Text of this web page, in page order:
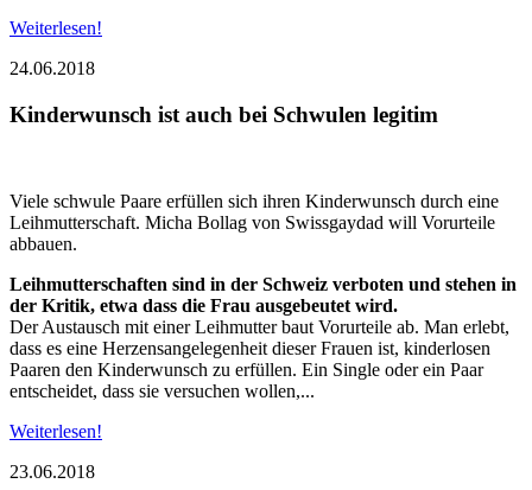
Weiterlesen!
24.06.2018
Kinderwunsch ist auch bei Schwulen legitim
Viele schwule Paare erfüllen sich ihren Kinderwunsch durch eine
Leihmutterschaft. Micha Bollag von Swissgaydad will Vorurteile
abbauen.
Leihmutterschaften sind in der Schweiz verboten und stehen in
der Kritik, etwa dass die Frau ausgebeutet wird.
Der Austausch mit einer Leihmutter baut Vorurteile ab. Man erlebt,
dass es eine Herzensangelegenheit dieser Frauen ist, kinderlosen
Paaren den Kinderwunsch zu erfüllen. Ein Single oder ein Paar
entscheidet, dass sie versuchen wollen,...
Weiterlesen!
23.06.2018